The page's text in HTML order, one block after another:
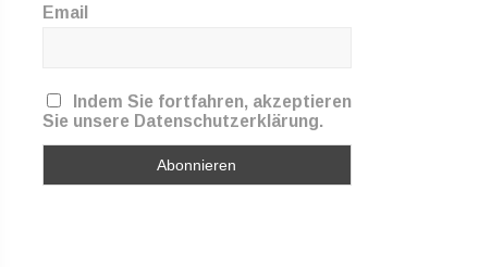
Email
Indem Sie fortfahren, akzeptieren
Sie unsere Datenschutzerklärung.